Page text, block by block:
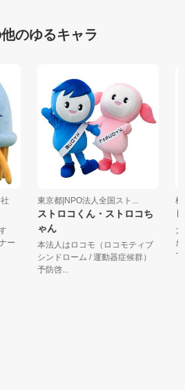
のゆるキャラ
東京都|NPO法人全国スト...
ストロコくん・ストロコち
ゃん
本法人はロコモ（ロコモティブ
シンドローム / 運動器症候群）
予防啓...
栃
し
大
た
で